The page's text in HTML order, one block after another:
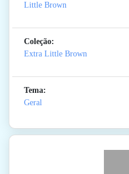
Little Brown
Coleção:
Extra Little Brown
Tema:
Geral